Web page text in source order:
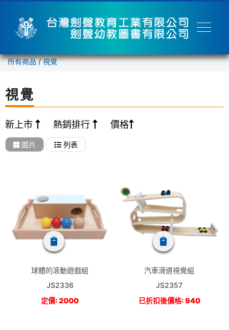
所有商品/視覺
視覺
新上市 熱銷排行 價格
圖片 列表
球體的滾動遊戲組
JS2336
定價: 2000
汽車滑道視覺組
JS2357
已折扣後價格: 940